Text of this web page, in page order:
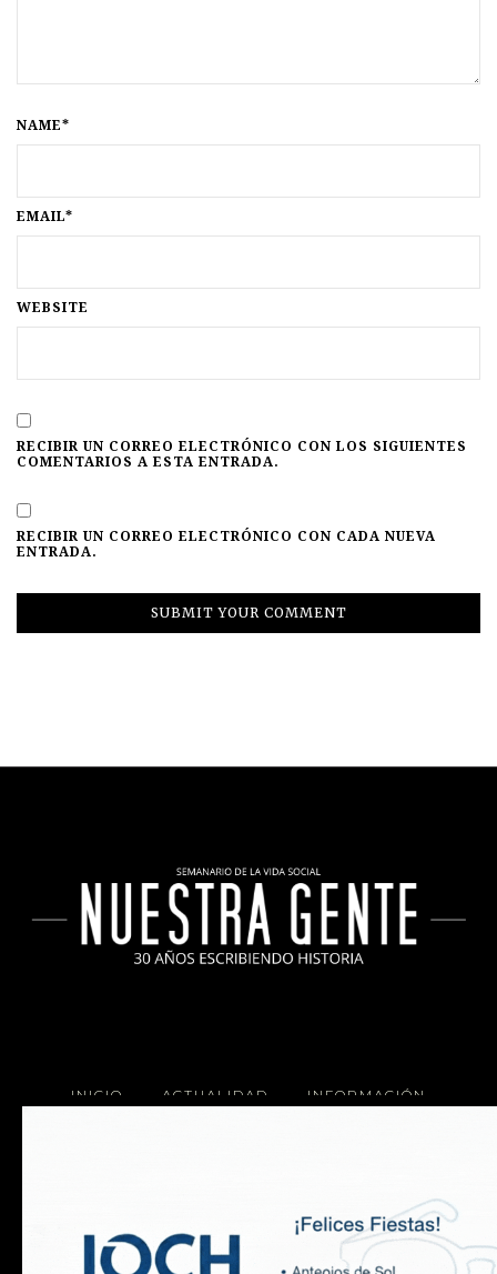
NAME*
EMAIL*
WEBSITE
RECIBIR UN CORREO ELECTRÓNICO CON LOS SIGUIENTES
COMENTARIOS A ESTA ENTRADA.
RECIBIR UN CORREO ELECTRÓNICO CON CADA NUEVA
ENTRADA.
INICIO ACTUALIDAD INFORMACIÓN
Copyright 2025 Nuestra Gente.